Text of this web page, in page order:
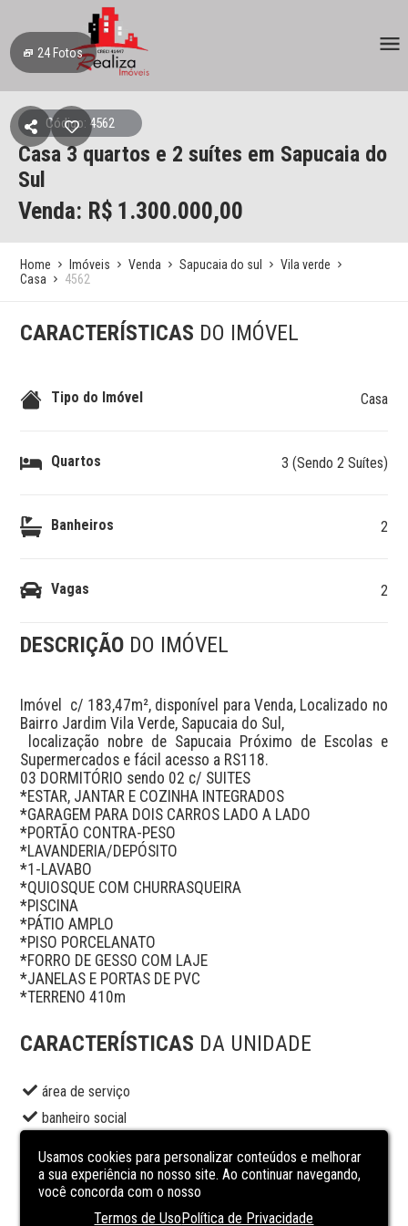
24Fotos
Código: 4562
Casa 3 quartos e 2 suítes em Sapucaia do
Sul
Venda: R$ 1.300.000,00
Home Imóveis Venda Sapucaia do sul
Vila verde
Casa
4562
CARACTERÍSTICAS DO IMÓVEL
Tipo do Imóvel Casa
Quartos 3 (Sendo 2 Suítes)
Banheiros 2
Vagas 2
DESCRIÇÃO DO IMÓVEL
Imóvel  c/ 183,47m², disponível para Venda, Localizado no
Bairro Jardim Vila Verde, Sapucaia do Sul,
Supermercados e fácil acesso a RS118.
03 DORMITÓRIO sendo 02 c/ SUITES
*ESTAR, JANTAR E COZINHA INTEGRADOS
*GARAGEM PARA DOIS CARROS LADO A LADO
*PORTÃO CONTRA-PESO
*LAVANDERIA/DEPÓSITO
*1-LAVABO
*QUIOSQUE COM CHURRASQUEIRA
*PISCINA
*PÁTIO AMPLO
*PISO PORCELANATO
*FORRO DE GESSO COM LAJE
*JANELAS E PORTAS DE PVC
*TERRENO 410m
CARACTERÍSTICAS DA UNIDADE
área de serviço
banheiro social
copa
Cozinha
Usamos cookies para personalizar conteúdos e melhorar
a sua experiência no nosso site. Ao continuar navegando,
você concorda com o nosso
Termos de UsoPolítica de Privacidade